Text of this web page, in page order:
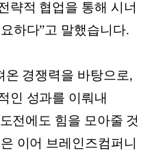
략적 협업을 통해 시너
하다”고 말했습니다.
온 경쟁력을 바탕으로,
인 성과를 이뤄내
전에도 힘을 모아줄 것
이어 브레인즈컴퍼니